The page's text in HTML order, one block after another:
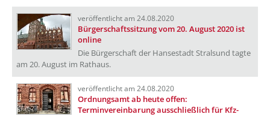
veröffentlicht am 24.08.2020
Bürgerschaftssitzung vom 20. August 2020 ist
online
Die Bürgerschaft der Hansestadt Stralsund tagte
am 20. August im Rathaus.
veröffentlicht am 24.08.2020
Ordnungsamt ab heute offen:
Terminvereinbarung ausschließlich für Kfz-